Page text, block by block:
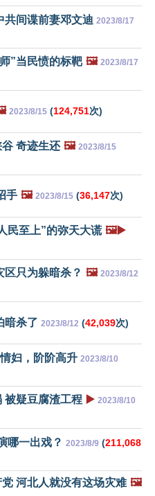
共间谍前妻邓文迪 2023/8/17
”当民愤的标靶 🖼️ 2023/8/17
2023/8/15 (124,751次)
奇迹生还 🖼️ 2023/8/15
手 🖼️ 2023/8/15 (36,147次)
民至上”的弥天大谎 🖼️▶️
区只为躲暗杀？ 🖼️ 2023/8/12
暗杀了 2023/8/12 (42,039次)
妇，阶阶高升 2023/8/10
被疑豆腐渣工程 ▶️ 2023/8/10
哪一出戏？ 2023/8/9 (211,068
河北人就没有这场灾难 🖼️